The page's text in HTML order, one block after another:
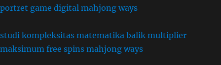
portret game digital mahjong ways
studi kompleksitas matematika balik multiplier
maksimum free spins mahjong ways